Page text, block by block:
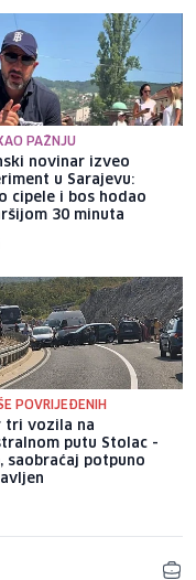
PAŽNJU
novinar izveo
u Sarajevu:
cipele i bos hodao
30 minuta
POVRIJEĐENIH
tri vozila na
putu Stolac -
saobraćaj potpuno